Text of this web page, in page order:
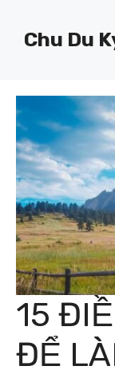
Chu Du
15
ĐỂ